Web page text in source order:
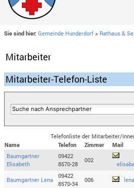
Sie sind hier: Gemeinde Hunderdorf > Rathaus &
Mitarbeiter
Mitarbeiter-Telefon-Liste
Telefonliste der Mitarbeiter/
Name
Telefon Zimmer
Mail
Baumgartner
Elisabeth
09422
8570-28
002
Baumgartner Lena
09422
8570-34
006